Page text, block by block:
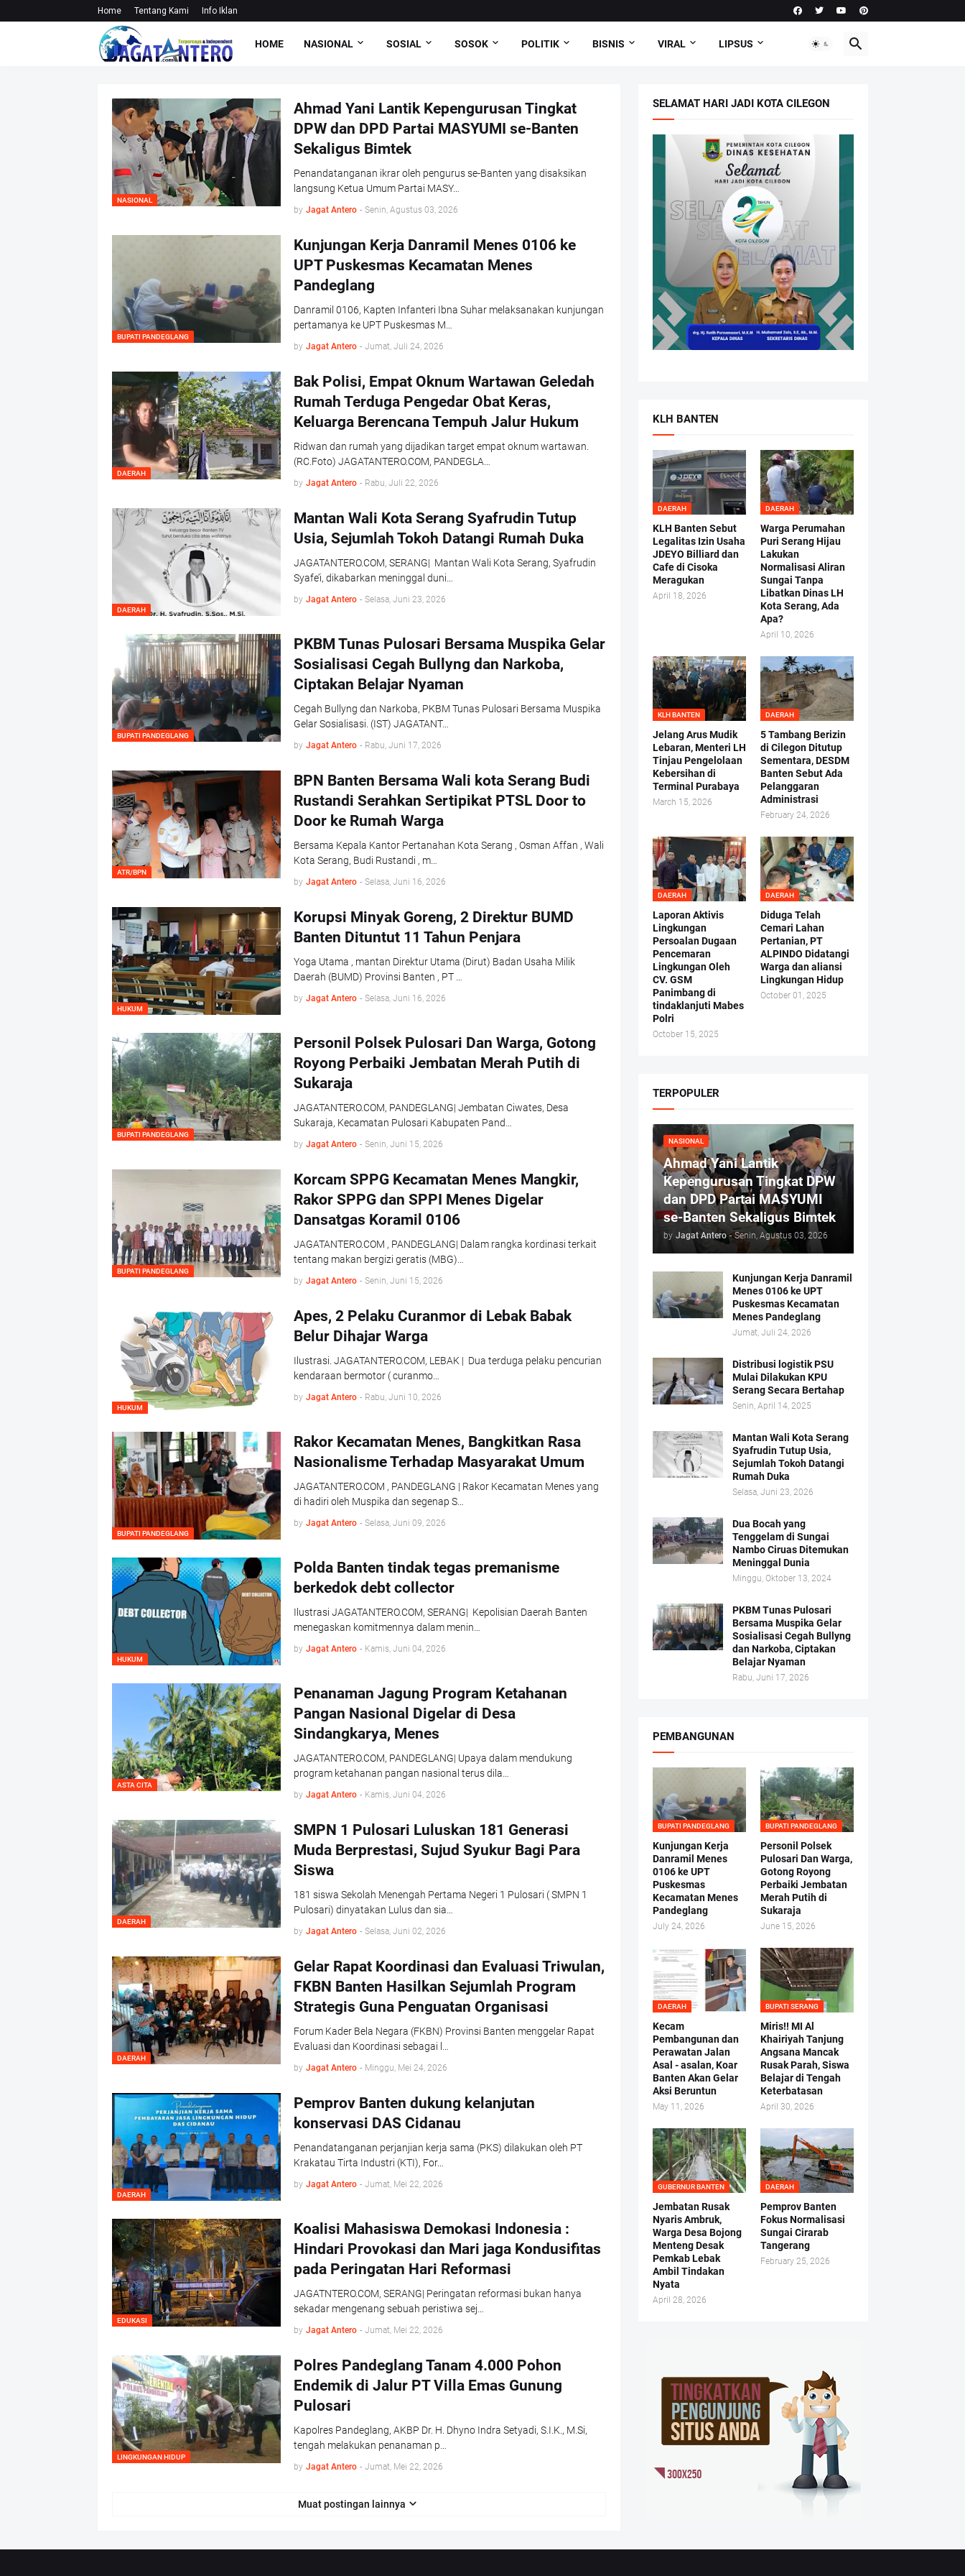
Home Tentang Kami Info Iklan
HOME NASIONAL SOSIAL SOSOK POLITIK BISNIS VIRAL LIPSUS
NASIONAL
Ahmad Yani Lantik Kepengurusan Tingkat
DPW dan DPD Partai MASYUMI se-Banten
Sekaligus Bimtek
Penandatanganan ikrar oleh pengurus se-Banten yang disaksikan
langsung Ketua Umum Partai MASY…
by Jagat Antero - Senin, Agustus 03, 2026
BUPATI PANDEGLANG
Kunjungan Kerja Danramil Menes 0106 ke
UPT Puskesmas Kecamatan Menes
Pandeglang
Danramil 0106, Kapten Infanteri Ibna Suhar melaksanakan kunjungan
pertamanya ke UPT Puskesmas M…
by Jagat Antero - Jumat, Juli 24, 2026
DAERAH
Bak Polisi, Empat Oknum Wartawan Geledah
Rumah Terduga Pengedar Obat Keras,
Keluarga Berencana Tempuh Jalur Hukum
Ridwan dan rumah yang dijadikan target empat oknum wartawan.
(RC.Foto) JAGATANTERO.COM, PANDEGLA…
by Jagat Antero - Rabu, Juli 22, 2026
DAERAH
Mantan Wali Kota Serang Syafrudin Tutup
Usia, Sejumlah Tokoh Datangi Rumah Duka
JAGATANTERO.COM, SERANG| Mantan Wali Kota Serang, Syafrudin
Syafe’i, dikabarkan meninggal duni…
by Jagat Antero - Selasa, Juni 23, 2026
BUPATI PANDEGLANG
PKBM Tunas Pulosari Bersama Muspika Gelar
Sosialisasi Cegah Bullyng dan Narkoba,
Ciptakan Belajar Nyaman
Cegah Bullyng dan Narkoba, PKBM Tunas Pulosari Bersama Muspika
Gelar Sosialisasi. (IST) JAGATANT…
by Jagat Antero - Rabu, Juni 17, 2026
ATR/BPN
BPN Banten Bersama Wali kota Serang Budi
Rustandi Serahkan Sertipikat PTSL Door to
Door ke Rumah Warga
Bersama Kepala Kantor Pertanahan Kota Serang , Osman Affan , Wali
Kota Serang, Budi Rustandi , m…
by Jagat Antero - Selasa, Juni 16, 2026
HUKUM
Korupsi Minyak Goreng, 2 Direktur BUMD
Banten Dituntut 11 Tahun Penjara
Yoga Utama , mantan Direktur Utama (Dirut) Badan Usaha Milik
Daerah (BUMD) Provinsi Banten , PT …
by Jagat Antero - Selasa, Juni 16, 2026
BUPATI PANDEGLANG
Personil Polsek Pulosari Dan Warga, Gotong
Royong Perbaiki Jembatan Merah Putih di
Sukaraja
JAGATANTERO.COM, PANDEGLANG| Jembatan Ciwates, Desa
Sukaraja, Kecamatan Pulosari Kabupaten Pand…
by Jagat Antero - Senin, Juni 15, 2026
BUPATI PANDEGLANG
Korcam SPPG Kecamatan Menes Mangkir,
Rakor SPPG dan SPPI Menes Digelar
Dansatgas Koramil 0106
JAGATANTERO.COM , PANDEGLANG| Dalam rangka kordinasi terkait
tentang makan bergizi geratis (MBG)…
by Jagat Antero - Senin, Juni 15, 2026
HUKUM
Apes, 2 Pelaku Curanmor di Lebak Babak
Belur Dihajar Warga
Ilustrasi. JAGATANTERO.COM, LEBAK | Dua terduga pelaku pencurian
kendaraan bermotor ( curanmo…
by Jagat Antero - Rabu, Juni 10, 2026
BUPATI PANDEGLANG
Rakor Kecamatan Menes, Bangkitkan Rasa
Nasionalisme Terhadap Masyarakat Umum
JAGATANTERO.COM , PANDEGLANG | Rakor Kecamatan Menes yang
di hadiri oleh Muspika dan segenap S…
by Jagat Antero - Selasa, Juni 09, 2026
HUKUM
Polda Banten tindak tegas premanisme
berkedok debt collector
Ilustrasi JAGATANTERO.COM, SERANG| Kepolisian Daerah Banten
menegaskan komitmennya dalam menin…
by Jagat Antero - Kamis, Juni 04, 2026
ASTA CITA
Penanaman Jagung Program Ketahanan
Pangan Nasional Digelar di Desa
Sindangkarya, Menes
JAGATANTERO.COM, PANDEGLANG| Upaya dalam mendukung
program ketahanan pangan nasional terus dila…
by Jagat Antero - Kamis, Juni 04, 2026
DAERAH
SMPN 1 Pulosari Luluskan 181 Generasi
Muda Berprestasi, Sujud Syukur Bagi Para
Siswa
181 siswa Sekolah Menengah Pertama Negeri 1 Pulosari ( SMPN 1
Pulosari) dinyatakan Lulus dan sia…
by Jagat Antero - Selasa, Juni 02, 2026
DAERAH
Gelar Rapat Koordinasi dan Evaluasi Triwulan,
FKBN Banten Hasilkan Sejumlah Program
Strategis Guna Penguatan Organisasi
Forum Kader Bela Negara (FKBN) Provinsi Banten menggelar Rapat
Evaluasi dan Koordinasi sebagai l…
by Jagat Antero - Minggu, Mei 24, 2026
DAERAH
Pemprov Banten dukung kelanjutan
konservasi DAS Cidanau
Penandatanganan perjanjian kerja sama (PKS) dilakukan oleh PT
Krakatau Tirta Industri (KTI), For…
by Jagat Antero - Jumat, Mei 22, 2026
EDUKASI
Koalisi Mahasiswa Demokasi Indonesia :
Hindari Provokasi dan Mari jaga Kondusifitas
pada Peringatan Hari Reformasi
JAGATNTERO.COM, SERANG| Peringatan reformasi bukan hanya
sekadar mengenang sebuah peristiwa sej…
by Jagat Antero - Jumat, Mei 22, 2026
LINGKUNGAN HIDUP
Polres Pandeglang Tanam 4.000 Pohon
Endemik di Jalur PT Villa Emas Gunung
Pulosari
Kapolres Pandeglang, AKBP Dr. H. Dhyno Indra Setyadi, S.I.K., M.Si,
tengah melakukan penanaman p…
by Jagat Antero - Jumat, Mei 22, 2026
Muat postingan lainnya
SELAMAT HARI JADI KOTA CILEGON
KLH BANTEN
DAERAH
KLH Banten Sebut
Legalitas Izin Usaha
JDEYO Billiard dan
Cafe di Cisoka
Meragukan
April 18, 2026
DAERAH
Warga Perumahan
Puri Serang Hijau
Lakukan
Normalisasi Aliran
Sungai Tanpa
Libatkan Dinas LH
Kota Serang, Ada
Apa?
April 10, 2026
KLH BANTEN
Jelang Arus Mudik
Lebaran, Menteri LH
Tinjau Pengelolaan
Kebersihan di
Terminal Purabaya
March 15, 2026
DAERAH
5 Tambang Berizin
di Cilegon Ditutup
Sementara, DESDM
Banten Sebut Ada
Pelanggaran
Administrasi
February 24, 2026
DAERAH
Laporan Aktivis
Lingkungan
Persoalan Dugaan
Pencemaran
Lingkungan Oleh
CV. GSM
Panimbang di
tindaklanjuti Mabes
Polri
October 15, 2025
DAERAH
Diduga Telah
Cemari Lahan
Pertanian, PT
ALPINDO Didatangi
Warga dan aliansi
Lingkungan Hidup
October 01, 2025
TERPOPULER
NASIONAL
Ahmad Yani Lantik
Kepengurusan Tingkat DPW
dan DPD Partai MASYUMI
se-Banten Sekaligus Bimtek
by Jagat Antero - Senin, Agustus 03, 2026
Kunjungan Kerja Danramil
Menes 0106 ke UPT
Puskesmas Kecamatan
Menes Pandeglang
Jumat, Juli 24, 2026
Distribusi logistik PSU
Mulai Dilakukan KPU
Serang Secara Bertahap
Senin, April 14, 2025
Mantan Wali Kota Serang
Syafrudin Tutup Usia,
Sejumlah Tokoh Datangi
Rumah Duka
Selasa, Juni 23, 2026
Dua Bocah yang
Tenggelam di Sungai
Nambo Ciruas Ditemukan
Meninggal Dunia
Minggu, Oktober 13, 2024
PKBM Tunas Pulosari
Bersama Muspika Gelar
Sosialisasi Cegah Bullyng
dan Narkoba, Ciptakan
Belajar Nyaman
Rabu, Juni 17, 2026
PEMBANGUNAN
BUPATI PANDEGLANG
Kunjungan Kerja
Danramil Menes
0106 ke UPT
Puskesmas
Kecamatan Menes
Pandeglang
July 24, 2026
BUPATI PANDEGLANG
Personil Polsek
Pulosari Dan Warga,
Gotong Royong
Perbaiki Jembatan
Merah Putih di
Sukaraja
June 15, 2026
DAERAH
Kecam
Pembangunan dan
Perawatan Jalan
Asal - asalan, Koar
Banten Akan Gelar
Aksi Beruntun
May 11, 2026
BUPATI SERANG
Miris!! MI Al
Khairiyah Tanjung
Angsana Mancak
Rusak Parah, Siswa
Belajar di Tengah
Keterbatasan
April 30, 2026
GUBERNUR BANTEN
Jembatan Rusak
Nyaris Ambruk,
Warga Desa Bojong
Menteng Desak
Pemkab Lebak
Ambil Tindakan
Nyata
April 28, 2026
DAERAH
Pemprov Banten
Fokus Normalisasi
Sungai Cirarab
Tangerang
February 25, 2026